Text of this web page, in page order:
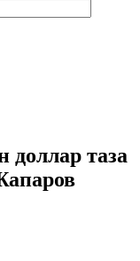
таза